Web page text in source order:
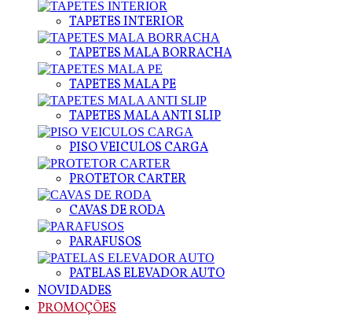
TAPETES INTERIOR
TAPETES MALA BORRACHA
TAPETES MALA PE
TAPETES MALA ANTI SLIP
PISO VEICULOS CARGA
PROTETOR CARTER
CAVAS DE RODA
PARAFUSOS
PATELAS ELEVADOR AUTO
NOVIDADES
PROMOÇÕES